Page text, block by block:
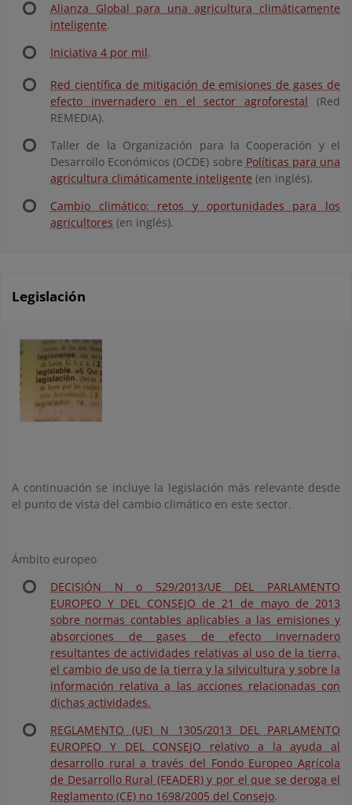
Alianza Global para una agricultura climáticamente
inteligente.
Iniciativa 4 por mil.
Red científica de mitigación de emisiones de gases de
efecto invernadero en el sector agroforestal (Red
REMEDIA).
Taller de la Organización para la Cooperación y el
Desarrollo Económicos (OCDE) sobre Políticas para una
agricultura climáticamente inteligente (en inglés).
Cambio climático: retos y oportunidades para los
agricultores (en inglés).
Legislación
A continuación se incluye la legislación más relevante desde
el punto de vista del cambio climático en este sector.
Ámbito europeo
DECISIÓN N o 529/2013/UE DEL PARLAMENTO
EUROPEO Y DEL CONSEJO de 21 de mayo de 2013
sobre normas contables aplicables a las emisiones y
absorciones de gases de efecto invernadero
resultantes de actividades relativas al uso de la tierra,
el cambio de uso de la tierra y la silvicultura y sobre la
información relativa a las acciones relacionadas con
dichas actividades.
REGLAMENTO (UE) N 1305/2013 DEL PARLAMENTO
EUROPEO Y DEL CONSEJO relativo a la ayuda al
desarrollo rural a través del Fondo Europeo Agrícola
de Desarrollo Rural (FEADER) y por el que se deroga el
Reglamento (CE) no 1698/2005 del Consejo.